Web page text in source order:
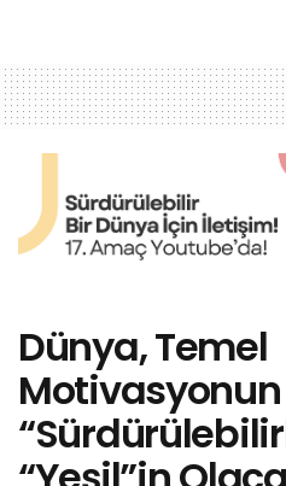
Dünya, Temel
Motivasyonun